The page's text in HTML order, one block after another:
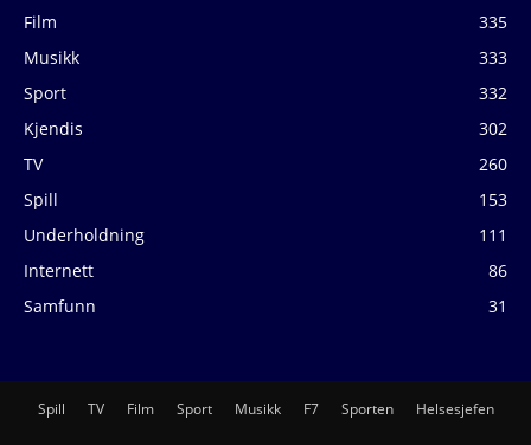
Film
335
Musikk
333
Sport
332
Kjendis
302
TV
260
Spill
153
Underholdning
111
Internett
86
Samfunn
31
Spill TV Film Sport Musikk F7 Sporten Helsesjefen